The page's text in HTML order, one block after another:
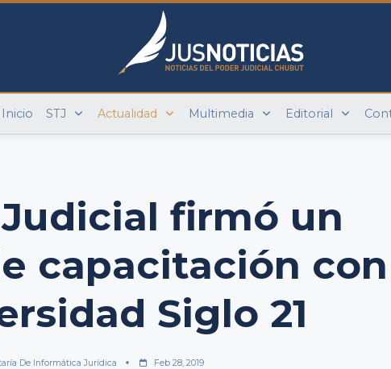
Inicio STJ Actualidad Multimedia Editorial
firmó un
capacitación con
Siglo 21
De Informática Jurídica Feb 28, 2019